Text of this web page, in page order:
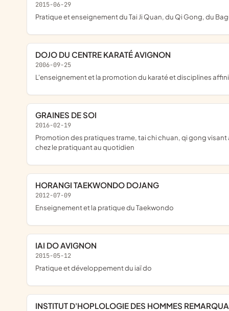
2015-06-29
pratique et enseignement du Tai Ji Quan, du Qi Gong, du
DOJO DU CENTRE KARATÉ AVIGNON
2006-09-25
l'enseignement et la promotion du karaté et disciplines
GRAINES DE SOI
2016-02-19
promotion des pratiques trame, tai chi chuan, qi gong visant à diminuer le stress, la fatigue à favoriser la gestion des émotions dans l'objectif d'améliorer la détente corporelle et une bonne posture physique
chez le pratiquant au quotidien
HORANGI TAEKWONDO DOJANG
2012-07-09
enseignement et la pratique du Taekwondo
IAI DO AVIGNON
2015-05-12
pratique et développement du iaï do
INSTITUT D'HOPLOLOGIE DES HOMMES